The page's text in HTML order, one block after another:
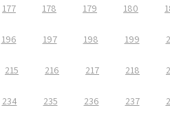
177 178 179 180
196 197 198 199
215 216 217 218
234 235 236 237